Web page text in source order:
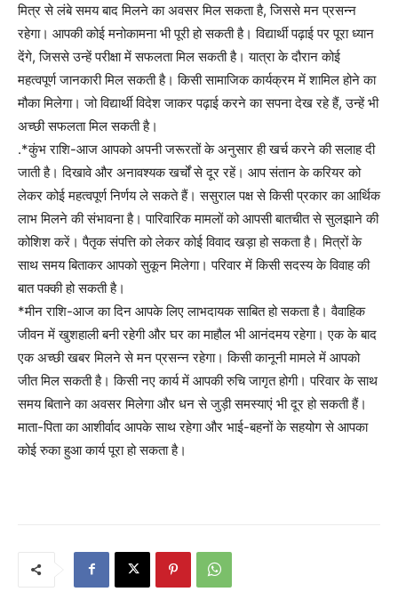
मित्र से लंबे समय बाद मिलने का अवसर मिल सकता है, जिससे मन प्रसन्न
रहेगा। आपकी कोई मनोकामना भी पूरी हो सकती है। विद्यार्थी पढ़ाई पर पूरा ध्यान
देंगे, जिससे उन्हें परीक्षा में सफलता मिल सकती है। यात्रा के दौरान कोई
महत्वपूर्ण जानकारी मिल सकती है। किसी सामाजिक कार्यक्रम में शामिल होने का
मौका मिलेगा। जो विद्यार्थी विदेश जाकर पढ़ाई करने का सपना देख रहे हैं, उन्हें भी
अच्छी सफलता मिल सकती है।
.*कुंभ राशि-आज आपको अपनी जरूरतों के अनुसार ही खर्च करने की सलाह दी
जाती है। दिखावे और अनावश्यक खर्चों से दूर रहें। आप संतान के करियर को
लेकर कोई महत्वपूर्ण निर्णय ले सकते हैं। ससुराल पक्ष से किसी प्रकार का आर्थिक
लाभ मिलने की संभावना है। पारिवारिक मामलों को आपसी बातचीत से सुलझाने की
कोशिश करें। पैतृक संपत्ति को लेकर कोई विवाद खड़ा हो सकता है। मित्रों के
साथ समय बिताकर आपको सुकून मिलेगा। परिवार में किसी सदस्य के विवाह की
बात पक्की हो सकती है।
*मीन राशि-आज का दिन आपके लिए लाभदायक साबित हो सकता है। वैवाहिक
जीवन में खुशहाली बनी रहेगी और घर का माहौल भी आनंदमय रहेगा। एक के बाद
एक अच्छी खबर मिलने से मन प्रसन्न रहेगा। किसी कानूनी मामले में आपको
जीत मिल सकती है। किसी नए कार्य में आपकी रुचि जागृत होगी। परिवार के साथ
समय बिताने का अवसर मिलेगा और धन से जुड़ी समस्याएं भी दूर हो सकती हैं।
माता-पिता का आशीर्वाद आपके साथ रहेगा और भाई-बहनों के सहयोग से आपका
कोई रुका हुआ कार्य पूरा हो सकता है।